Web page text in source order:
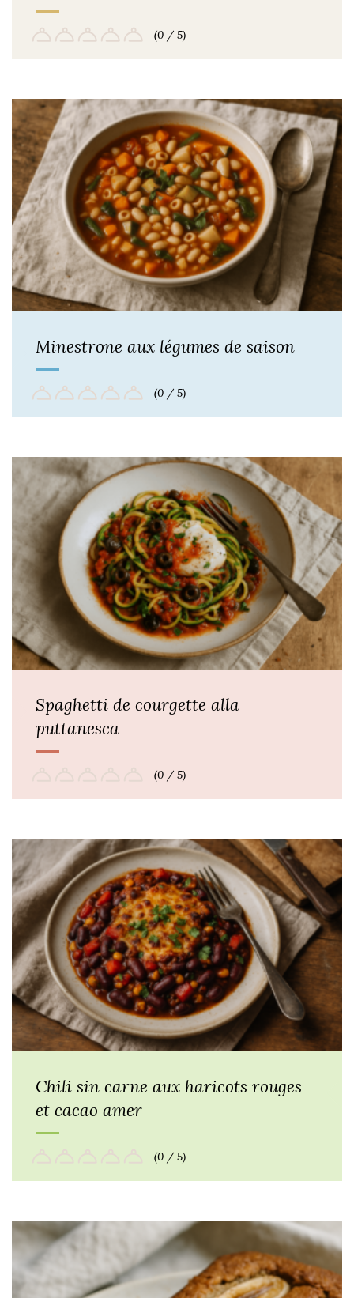
(0 / 5)
Minestrone aux légumes de saison
(0 / 5)
Spaghetti de courgette alla
puttanesca
(0 / 5)
Chili sin carne aux haricots rouges
et cacao amer
(0 / 5)